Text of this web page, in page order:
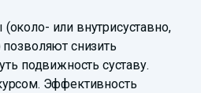
или внутрисуставно,
снизить
подвижность суставу.
Эффективность